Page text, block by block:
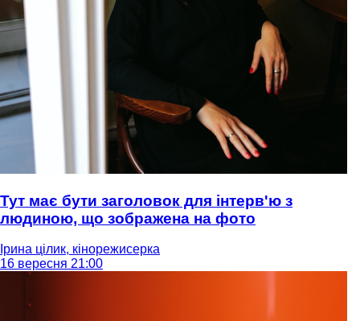
Тут має бути заголовок для інтерв'ю з
людиною, що зображена на фото
Ірина цілик, кінорежисерка
16 вересня 21:00